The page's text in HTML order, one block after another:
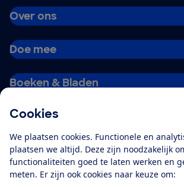
Cookies
We plaatsen cookies. Functionele en
plaatsen we altijd. Deze zijn noodzakelijk
functionaliteiten goed te laten werken en
meten. Er zijn ook cookies naar keuze om:
Over ons
Doe mee
Boeken & Bladen
Alles over de